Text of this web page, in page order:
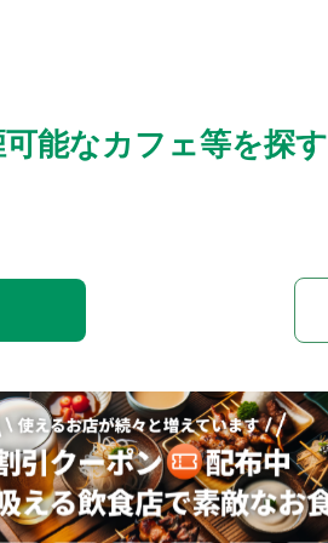
能なカフェ等を探す